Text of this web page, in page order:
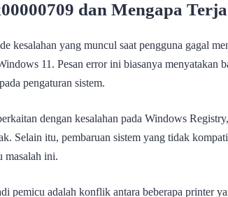
dan Mengapa
kesalahan yang muncul saat pengguna gagal
11. Pesan error ini biasanya menyatakan
pengaturan sistem.
dengan kesalahan pada Windows
Selain itu, pembaruan sistem yang tidak
masalah ini.
pemicu adalah konflik antara beberapa printer